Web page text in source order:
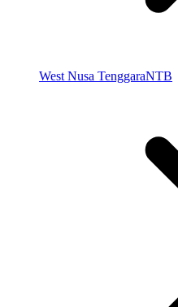
West Nusa TenggaraNTB